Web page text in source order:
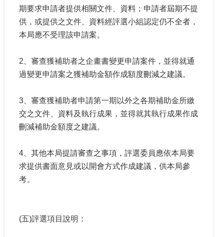
期要求申請者提供相關文件、資料；申請者屆期不提
供，或提供之文件、資料經評選小組認定仍不全者，
本局應不受理該申請案。
2、審查獲補助者之企畫書變更申請案件，並得就通
過變更申請案之獲補助金額作成額度刪減之建議。
3、審查獲補助者申請第一期以外之各期補助金所繳
交之文件、資料及執行成果，並得就其執行成果作成
刪減補助金額度之建議。
4、其他本局提請審查之事項，評選委員應依本局要
求提供書面意見或以開會方式作成建議，供本局參
考。
(五)評選項目說明：